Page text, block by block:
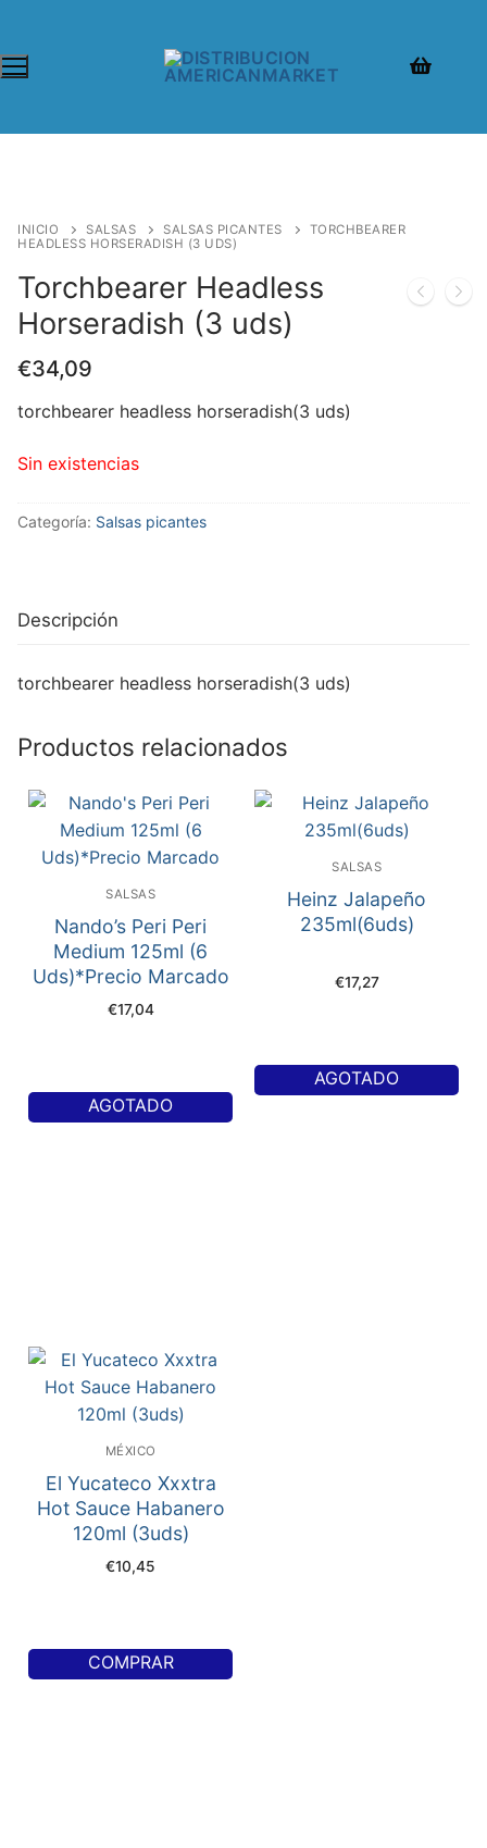
INICIO SALSAS SALSAS PICANTES
TORCHBEARER
HEADLESS HORSERADISH (3 UDS)
Torchbearer Headless
Horseradish (3 uds)
€34,09
torchbearer headless horseradish(3 uds)
Sin existencias
Categoría: Salsas picantes
Descripción
torchbearer headless horseradish(3 uds)
Productos relacionados
SALSAS
Nando’s Peri Peri
Medium 125ml (6
Uds)*Precio Marcado
€17,04
AGOTADO
SALSAS
Heinz Jalapeño
235ml(6uds)
€17,27
AGOTADO
MÉXICO
El Yucateco Xxxtra
Hot Sauce Habanero
120ml (3uds)
€10,45
COMPRAR